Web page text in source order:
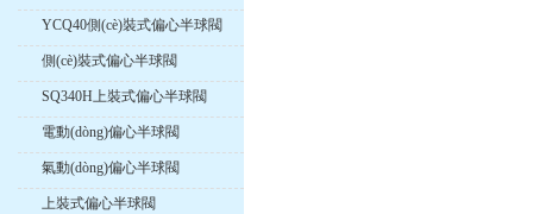
YCQ40側(cè)裝式偏心半球閥
側(cè)裝式偏心半球閥
SQ340H上裝式偏心半球閥
電動(dòng)偏心半球閥
氣動(dòng)偏心半球閥
上裝式偏心半球閥